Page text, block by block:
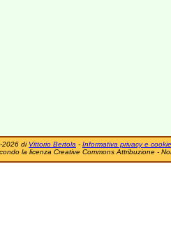
2026 di Vittorio Bertola - Informativa privacy e cookie
la licenza Creative Commons Attribuzione -